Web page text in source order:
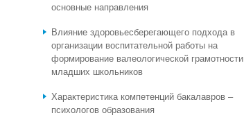
основные направления
Влияние здоровьесберегающего подхода в
организации воспитательной работы на
формирование валеологической грамотности
младших школьников
Характеристика компетенций бакалавров –
психологов образования